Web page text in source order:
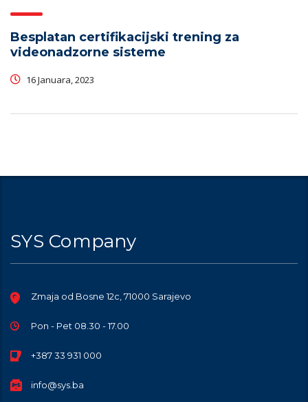
Besplatan certifikacijski trening za
videonadzorne sisteme
16 Januara, 2023
SYS Company
Zmaja od Bosne 12c, 71000 Sarajevo
Pon - Pet 08.30 - 17.00
+387 33 931 000
info@sys.ba